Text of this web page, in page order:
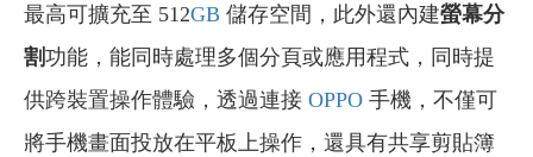
最高可擴充至 512GB 儲存空間，此外還內建螢幕分
割功能，能同時處理多個分頁或應用程式，同時提
供跨裝置操作體驗，透過連接 OPPO 手機，不僅可
將手機畫面投放在平板上操作，還具有共享剪貼簿